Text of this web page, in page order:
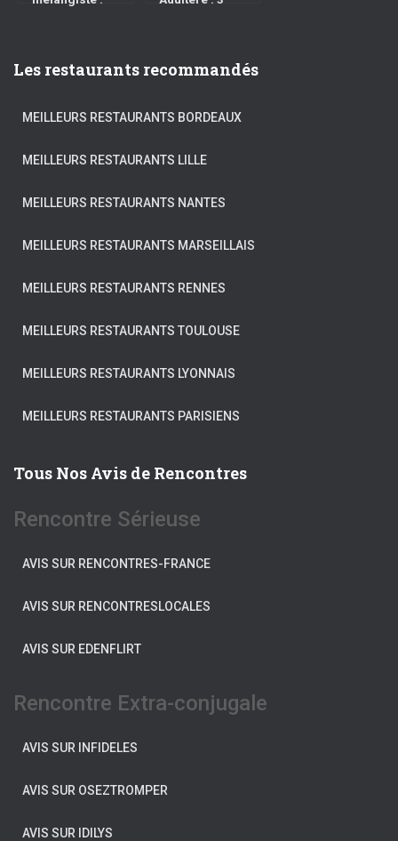
Les restaurants recommandés
MEILLEURS RESTAURANTS BORDEAUX
MEILLEURS RESTAURANTS LILLE
MEILLEURS RESTAURANTS NANTES
MEILLEURS RESTAURANTS MARSEILLAIS
MEILLEURS RESTAURANTS RENNES
MEILLEURS RESTAURANTS TOULOUSE
MEILLEURS RESTAURANTS LYONNAIS
MEILLEURS RESTAURANTS PARISIENS
Tous Nos Avis de Rencontres
Rencontre Sérieuse
AVIS SUR RENCONTRES-FRANCE
AVIS SUR RENCONTRESLOCALES
AVIS SUR EDENFLIRT
Rencontre Extra-conjugale
AVIS SUR INFIDELES
AVIS SUR OSEZTROMPER
AVIS SUR IDILYS